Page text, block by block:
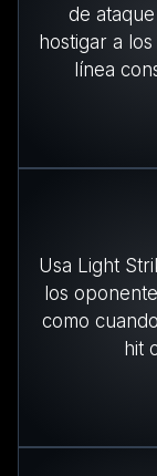
de
hostigar a
línea
Usa Light
los
como
hit